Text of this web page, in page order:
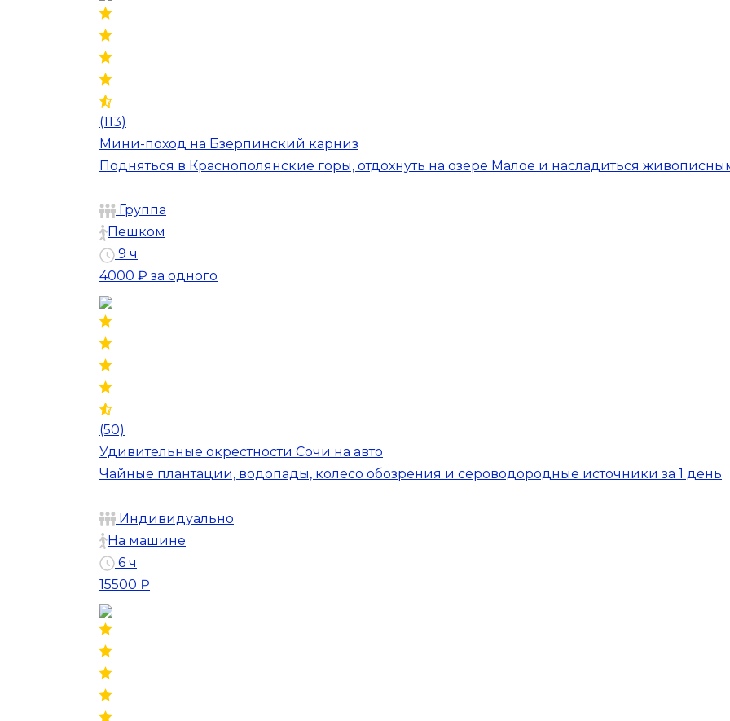
(113)
Мини-поход на Бзерпинский карниз
Подняться в Краснополянские горы, отдохнуть на озере Малое и насладиться
Группа
Пешком
9 ч
4000 ₽ за одного
(50)
Удивительные окрестности Сочи на авто
Чайные плантации, водопады, колесо обозрения и сероводородные источники за 1 день
Индивидуально
На машине
6 ч
15500 ₽